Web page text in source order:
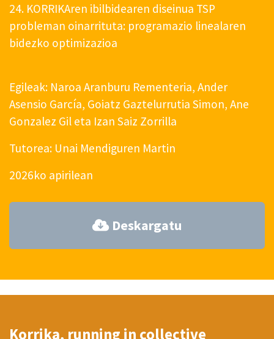
24. KORRIKAren ibilbidearen diseinua TSP
probleman oinarrituta: programazio linealaren
bidezko optimizazioa
Egileak: Naroa Aranburu Rementeria, Ander
Asensio García, Goiatz Gaztelurrutia Simon, Ane
Gonzalez Gil eta Izan Saiz Zorrilla
Tutorea: Unai Mendiguren Martin
2026ko apirilean
Deskargatu
Korrika, running in collective